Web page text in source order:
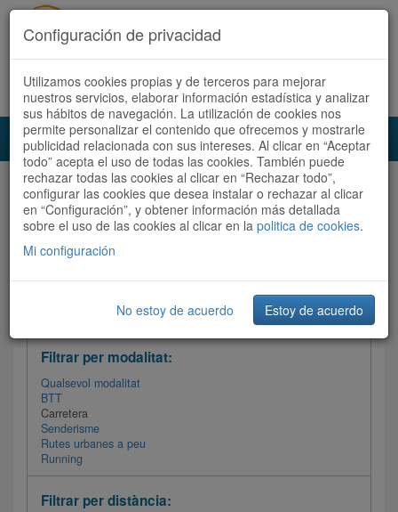
Accedeix Registra't ara Español Català
Audioruta Totes les rutes
Totes les rutes Ordenar per:Més recents/ Dificultat
Filtrar les rutes
Filtrar per modalitat:
Qualsevol modalitat
BTT
Carretera
Senderisme
Rutes urbanes a peu
Running
Filtrar per distància:
Configuración de privacidad
Utilizamos cookies propias y de terceros para mejorar
nuestros servicios, elaborar información estadística y analizar
sus hábitos de navegación. La utilización de cookies nos
permite personalizar el contenido que ofrecemos y mostrarle
publicidad relacionada con sus intereses. Al clicar en “Aceptar
todo” acepta el uso de todas las cookies. También puede
rechazar todas las cookies al clicar en “Rechazar todo”,
configurar las cookies que desea instalar o rechazar al clicar
en “Configuración”, y obtener información más detallada
sobre el uso de las cookies al clicar en la politica de cookies.
Mi configuración
No estoy de acuerdo Estoy de acuerdo